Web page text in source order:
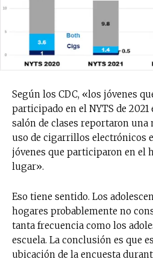
Según los CDC, «los jóvenes
participado en el NYTS de
salón de clases reportaron una
uso de cigarrillos electrónicos
jóvenes que participaron en el
lugar».
Eso tiene sentido. Los
hogares probablemente no
tanta frecuencia como los
escuela. La conclusión es que
ubicación de la encuesta